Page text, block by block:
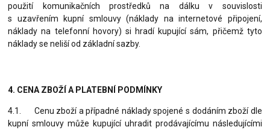
použití komunikačních prostředků na dálku v souvislosti
s uzavřením kupní smlouvy (náklady na internetové připojení,
náklady na telefonní hovory) si hradí kupující sám, přičemž tyto
náklady se neliší od základní sazby.
4. CENA ZBOŽÍ A PLATEBNÍ PODMÍNKY
4.1. Cenu zboží a případné náklady spojené s dodáním zboží dle
kupní smlouvy může kupující uhradit prodávajícímu následujícími